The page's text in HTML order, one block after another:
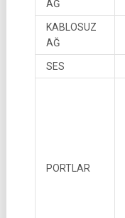
AĞ
KABLOSUZ
AĞ
SES
PORTLAR